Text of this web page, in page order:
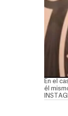
En el
él